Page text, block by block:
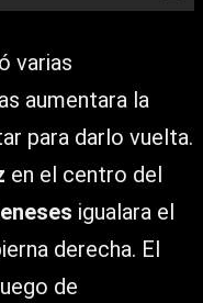
varias
aumentara la
para darlo vuelta.
en el centro del
igualara el
derecha. El
de